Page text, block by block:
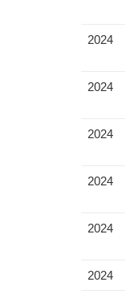
2024
2024
2024
2024
2024
2024